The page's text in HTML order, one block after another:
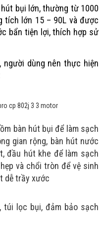
bụi lớn, thường từ 1000
tích lớn 15 – 90L và được
bẩn tiện lợi, thích hợp sử
dùng nên thực hiện
bàn hút bụi để làm sạch
gian rộng, bàn hút nước
đầu hút khe để làm sạch
và chổi tròn để vệ sinh
dễ trầy xước
túi lọc bụi, đảm bảo sạch